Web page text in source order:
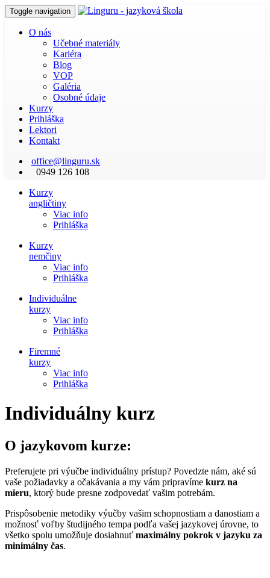
Toggle navigation
O nás
Učebné materiály
Kariéra
Blog
VOP
Galéria
Osobné údaje
Kurzy
Prihláška
Lektori
Kontakt
office@linguru.sk
0949 126 108
Kurzy
angličtiny
Viac info
Prihláška
Kurzy
nemčiny
Viac info
Prihláška
Individuálne
kurzy
Viac info
Prihláška
Firemné
kurzy
Viac info
Prihláška
Individuálny kurz
O jazykovom kurze:
Preferujete pri výučbe individuálny prístup? Povedzte nám, aké sú
vaše požiadavky a očakávania a my vám pripravíme kurz na
mieru, ktorý bude presne zodpovedať vašim potrebám.
Prispôsobenie metodiky výučby vašim schopnostiam a danostiam a
možnosť voľby študijného tempa podľa vašej jazykovej úrovne, to
všetko spolu umožňuje dosiahnuť maximálny pokrok v jazyku za
minimálny čas.